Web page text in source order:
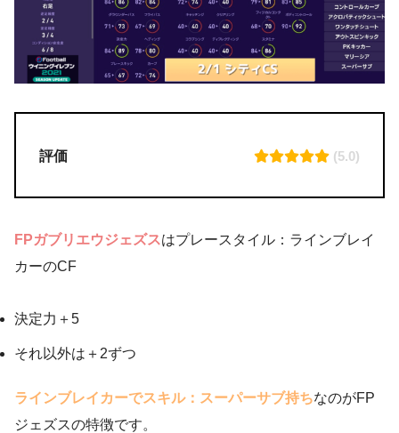
評価 (5.0)
FPガブリエウジェズスはプレースタイル：ラインブレイ
カーのCF
決定力＋5
それ以外は＋2ずつ
ラインブレイカーでスキル：スーパーサブ持ちなのがFP
ジェズスの特徴です。